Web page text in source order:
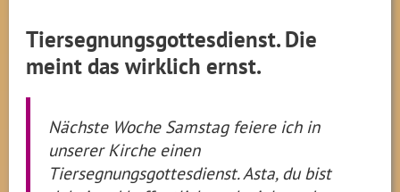
Tiersegnungsgottesdienst. Die
meint das wirklich ernst.
Nächste Woche Samstag feiere ich in
unserer Kirche einen
Tiersegnungsgottesdienst. Asta, du bist